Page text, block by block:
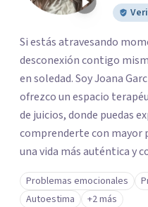
Si estás atravesando
desconexión contigo
en soledad. Soy Joana
ofrezco un espacio
de juicios, donde puedas
comprenderte con mayor
una vida más auténtica y
Problemas emocionales
Autoestima
+2 más